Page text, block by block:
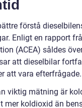
förstå
Enligt en rapport
(ACEA) såldes
att dieselbilar
att vara efterfrågade.
viktig mätning är
mer koldioxid än